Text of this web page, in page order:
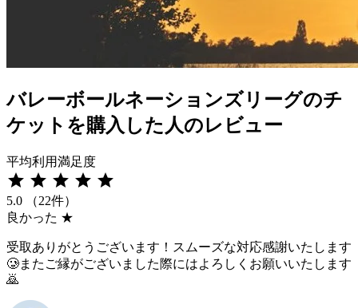
バレーボールネーションズリーグのチ
ケットを購入した人のレビュー
平均利用満足度
star star star star star
5.0
（22件）
良かった ★
受取ありがとうございます！スムーズな対応感謝いたします
🥲またご縁がございました際にはよろしくお願いいたします
🙇